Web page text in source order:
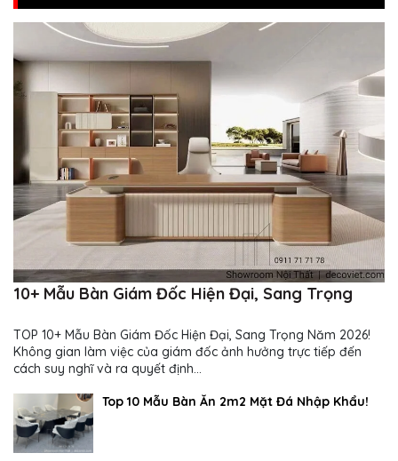
10+ Mẫu Bàn Giám Đốc Hiện Đại, Sang Trọng
TOP 10+ Mẫu Bàn Giám Đốc Hiện Đại, Sang Trọng Năm 2026!
Không gian làm việc của giám đốc ảnh hưởng trực tiếp đến
cách suy nghĩ và ra quyết định...
Top 10 Mẫu Bàn Ăn 2m2 Mặt Đá Nhập Khẩu!